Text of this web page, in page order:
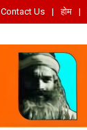
Contact Us होम